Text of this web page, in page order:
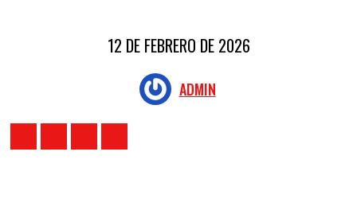
12 DE FEBRERO DE 2026
ADMIN